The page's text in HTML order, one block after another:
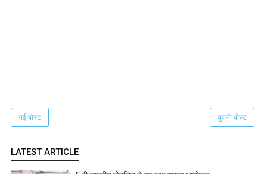
नई पोस्ट पुरानी पोस्ट
LATEST ARTICLE